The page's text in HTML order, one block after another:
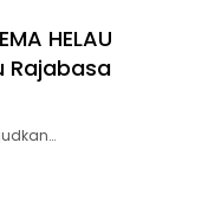
HELAU
Rajabasa